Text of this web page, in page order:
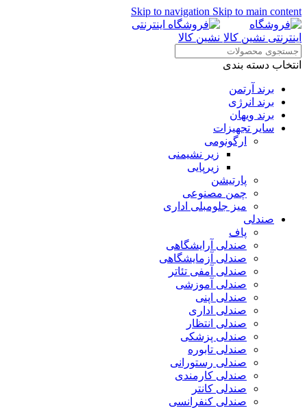
Skip to navigation Skip to main content
انتخاب دسته بندی
برند آرتمن
برند انرژی
برند ویهان
سایر تجهیزات
ارگونومی
زیر نشیمنی
زیرپایی
پارتیشن
چمن مصنوعی
میز جلومبلی اداری
صندلی
پاف
صندلی آرایشگاهی
صندلی آزمایشگاهی
صندلی آمفی تئاتر
صندلی آموزشی
صندلی اپنی
صندلی اداری
صندلی انتظار
صندلی پزشکی
صندلی تابوره
صندلی رستورانی
صندلی کارمندی
صندلی کانتر
صندلی کنفرانسی